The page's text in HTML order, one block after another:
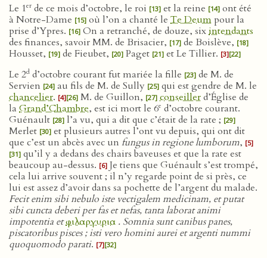
Le 1er de ce mois d’octobre, le roi [13] et la reine [14] ont été
à Notre-Dame [15] où l’on a chanté le Te Deumpour la
prise d’Ypres. [16] On a retranché, de douze, sixintendants
des finances, savoir MM. de Brisacier, [17] de Boislève, [18]
Housset, [19] de Fieubet, [20] Paget [21] et Le Tillier. [3][22]
Le 2d d’octobre courant fut mariée la fille [23] de M. de
Servien [24] au fils de M. de Sully [25] qui est gendre de M. le
chancelier. [4][26] M. de Guillon, [27] conseillerd’Église de
la Grand’Chambre, est ici mort le 6e d’octobre courant.
Guénault [28] l’a vu, qui a dit que c’était de la rate ; [29]
Merlet [30] et plusieurs autres l’ont vu depuis, qui ont dit
que c’est un abcès avec un fungus in regione lumborum, [5]
[31] qu’il y a dedans des chairs baveuses et que la rate est
beaucoup au-dessus. [6] Je tiens que Guénault s’est trompé,
cela lui arrive souvent ; il n’y regarde point de si près, ce
lui est assez d’avoir dans sa pochette de l’argent du malade.
Fecit enim sibi nebulo iste vectigalem medicinam, et putat
sibi cuncta deberi per fas et nefas, tanta laborat animi
impotentia etφιλαργυρια . Somnia sunt canibus panes,
piscatoribus pisces ; isti vero homini aurei et argenti nummi
quoquomodo parati. [7][32]